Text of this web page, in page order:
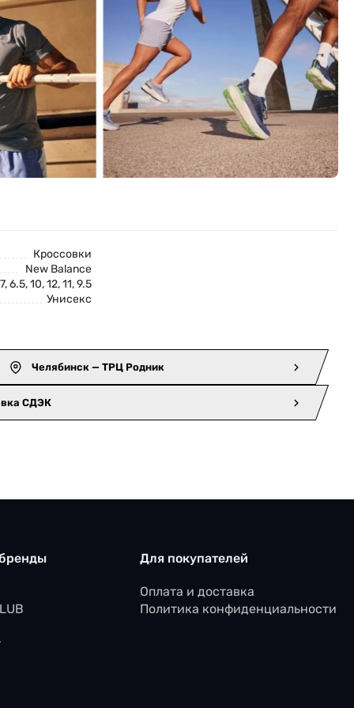
Кроссовки
New Balance
6.5, 10, 12, 11, 9.5
Унисекс
Челябинск — ТРЦ Родник
СДЭК
Для покупателей
Оплата и доставка
Политика конфиденциальности